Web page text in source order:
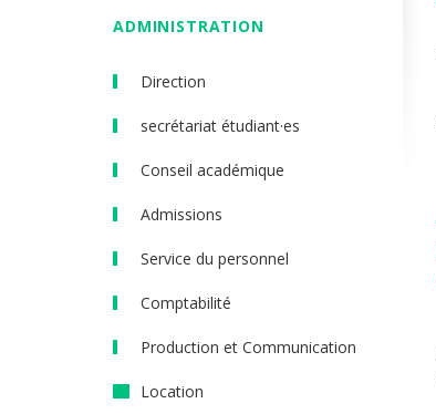
ADMINISTRATION
Direction
secrétariat étudiant·es
Conseil académique
Admissions
Service du personnel
Comptabilité
Production et Communication
Location